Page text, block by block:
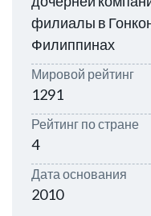
филиалы в
Филиппинах
Мировой рейтинг
1291
Рейтинг по стране
4
Дата основания
2010